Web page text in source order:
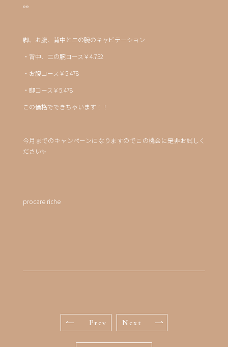
👀
脚、お腹、背中と二の腕のキャビテーション
・背中、二の腕コース￥4.752
・お腹コース￥5.478
・脚コース￥5.478
この価格でできちゃいます！！
今月までのキャンペーンになりますのでこの機会に是非お試しく
ださい✨
procare riche
Prev Next